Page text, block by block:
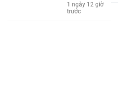
1 ngày 12 giờ
trước